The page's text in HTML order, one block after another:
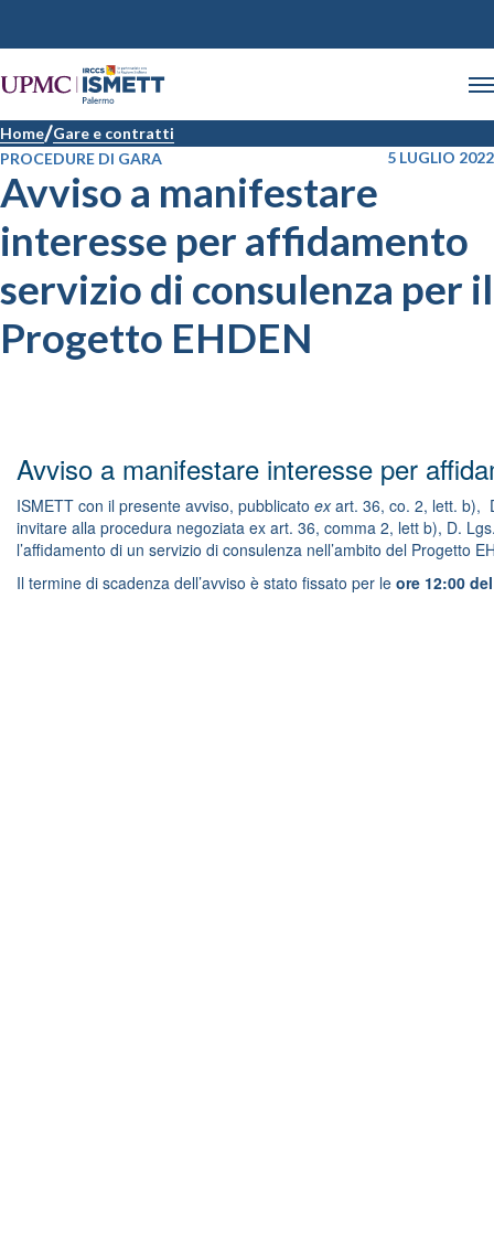
Home Gare e contratti
PROCEDURE DI GARA
5 LUGLIO 2022
Avviso a manifestare
interesse per affidamento
servizio di consulenza per il
Progetto EHDEN
Avviso a manifestare interesse per
ISMETT con il presente avviso, pubblicato exart. 36, co. 2, lett. b),
invitare alla procedura negoziata ex art. 36, comma 2, lett b), D.
l’affidamento di un servizio di consulenza nell’ambito del Progetto
Il termine di scadenza dell’avviso è stato fissato per le ore 12:00